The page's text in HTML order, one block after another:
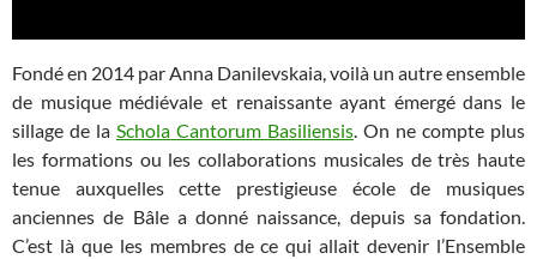
Fondé en 2014 par Anna Danilevskaia, voilà un autre ensemble
de musique médiévale et renaissante ayant émergé dans le
sillage de la Schola Cantorum Basiliensis. On ne compte plus
les formations ou les collaborations musicales de très haute
tenue auxquelles cette prestigieuse école de musiques
anciennes de Bâle a donné naissance, depuis sa fondation.
C’est là que les membres de ce qui allait devenir l’Ensemble